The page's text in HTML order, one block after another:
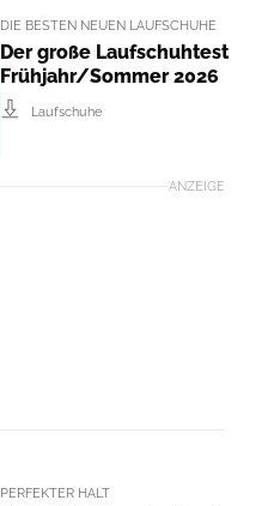
DIE BESTEN NEUEN LAUFSCHUHE
Der große Laufschuhtest
Frühjahr/Sommer 2026
Laufschuhe
ANZEIGE
PERFEKTER HALT